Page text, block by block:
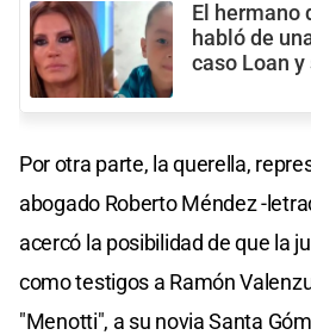
El hermano
habló de
caso Loan
Por otra parte, la querella,
abogado Roberto Méndez -
acercó la posibilidad de que la
como testigos a Ramón
"Menotti", a su novia Santa